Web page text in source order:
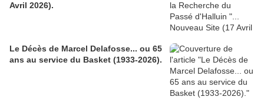
Avril 2026).
Le Décès de Marcel Delafosse... ou 65
ans au service du Basket (1933-2026).